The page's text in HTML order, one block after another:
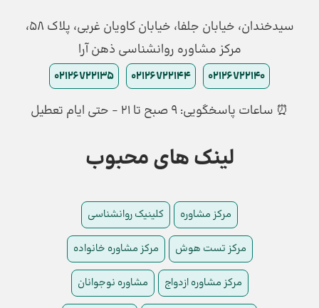
سیدخندان، خیابان جلفا، خیابان کاویان غربی، پلاک 58،
مرکز مشاوره روانشناسی ذهن آرا
02126722140
02126722144
02126722135
⏰ ساعات پاسخگویی: ۹ صبح تا ۲۱ - حتی ایام تعطیل
لینک های محبوب
مرکز مشاوره کلینیک روانشناسی
مرکز تست هوش مرکز مشاوره خانواده
مرکز مشاوره ازدواج مشاوره نوجوانان